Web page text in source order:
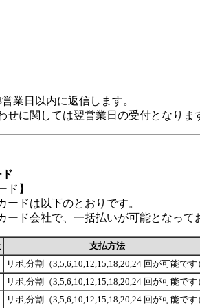
業日以内に返信します。
に関しては翌営業日の受付となりま
ド】
ードは以下のとおりです。
ード会社で、一括払いが可能となって
支払方法
リボ,分割（3,5,6,10,12,15,18,20,24 回が可能です
リボ,分割（3,5,6,10,12,15,18,20,24 回が可能です
リボ,分割（3,5,6,10,12,15,18,20,24 回が可能です